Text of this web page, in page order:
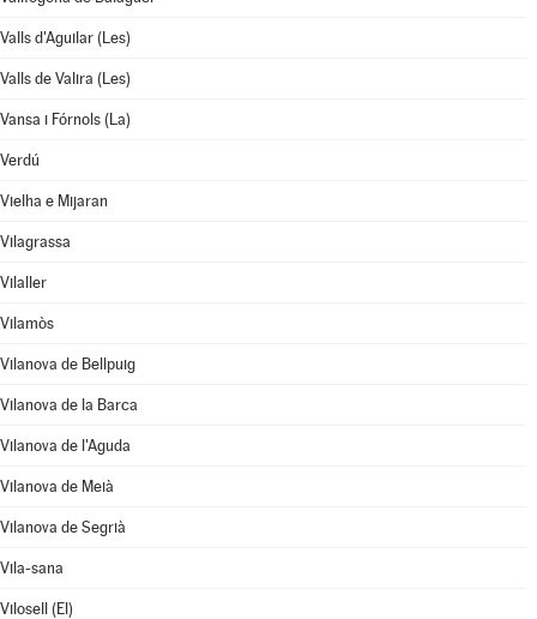
Valls d'Aguilar (Les)
Valls de Valira (Les)
Vansa i Fórnols (La)
Verdú
Vielha e Mijaran
Vilagrassa
Vilaller
Vilamòs
Vilanova de Bellpuig
Vilanova de la Barca
Vilanova de l'Aguda
Vilanova de Meià
Vilanova de Segrià
Vila-sana
Vilosell (El)